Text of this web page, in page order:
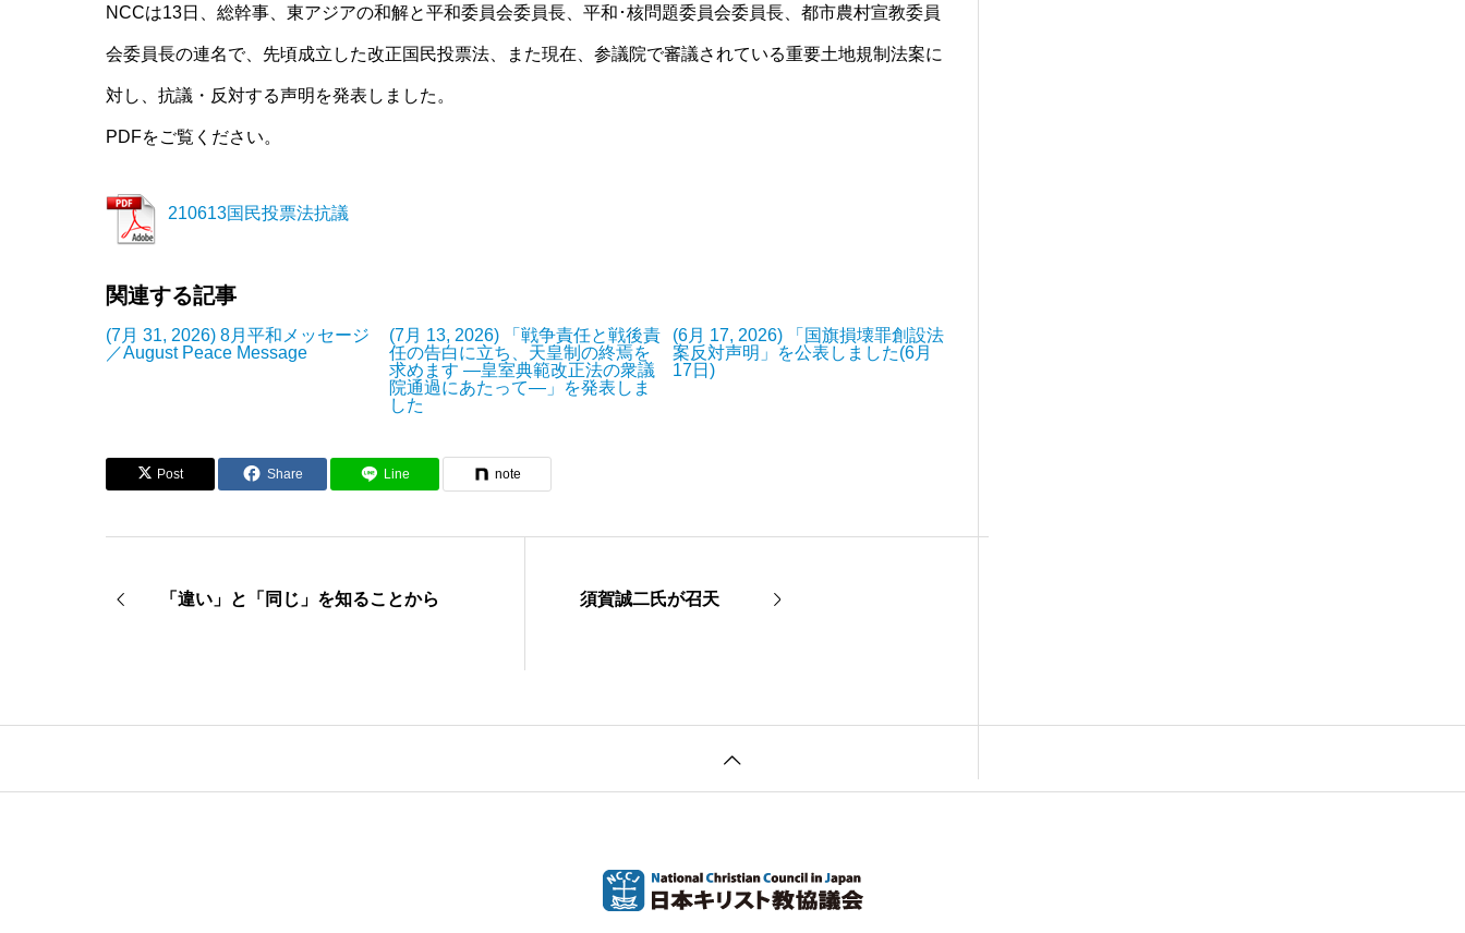
NCCは13日、総幹事、東アジアの和解と平和委員会委員長、平和･核問題委員会委員長、都市農村宣教委員
会委員長の連名で、先頃成立した改正国民投票法、また現在、参議院で審議されている重要土地規制法案に
対し、抗議・反対する声明を発表しました。
PDFをご覧ください。
210613国民投票法抗議
関連する記事
(7月 31, 2026) 8月平和メッセージ
／August Peace Message
(7月 13, 2026) 「戦争責任と戦後責
任の告白に立ち、天皇制の終焉を
求めます ―皇室典範改正法の衆議
院通過にあたって―」を発表しま
した
(6月 17, 2026) 「国旗損壊罪創設法
案反対声明」を公表しました(6月
17日)
Post Share Line note
「違い」と「同じ」を知ることから 須賀誠二氏が召天